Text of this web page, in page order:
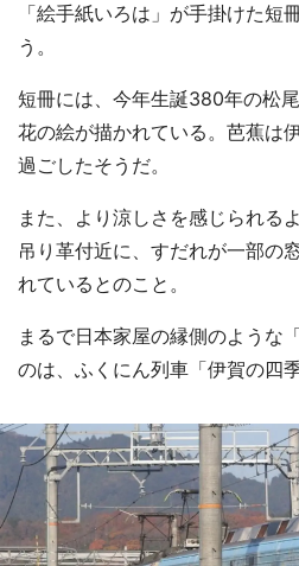
「絵手紙いろは」が手掛けた短
う。
短冊には、今年生誕380年の松
花の絵が描かれている。芭蕉は
過ごしたそうだ。
また、より涼しさを感じられる
吊り革付近に、すだれが一部の
れているとのこと。
まるで日本家屋の縁側のような
のは、ふくにん列車「伊賀の四